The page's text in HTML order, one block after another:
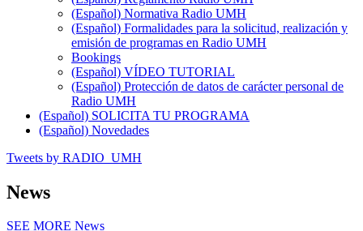
(Español) Normativa Radio UMH
(Español) Formalidades para la solicitud, realización y
emisión de programas en Radio UMH
Bookings
(Español) VÍDEO TUTORIAL
(Español) Protección de datos de carácter personal de
Radio UMH
(Español) SOLICITA TU PROGRAMA
(Español) Novedades
Tweets by RADIO_UMH
News
SEE MORE News